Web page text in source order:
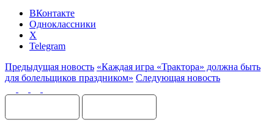
ВКонтакте
Одноклассники
X
Telegram
Предыдущая новость «Каждая игра «Трактора» должна быть
для болельщиков праздником» Следующая новость